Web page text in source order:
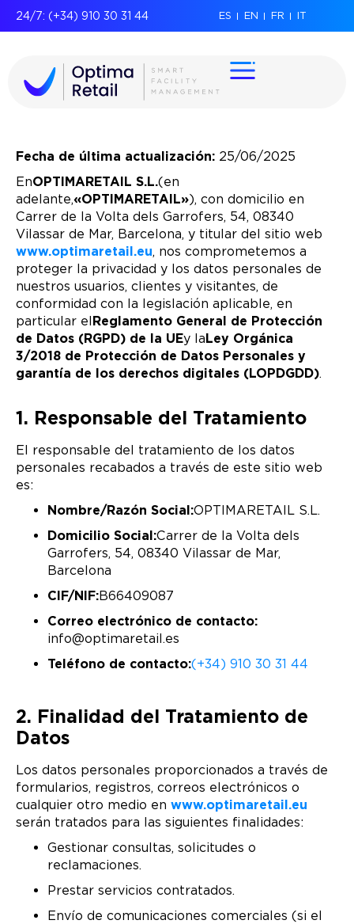
ES EN FR IT
24/7: (+34) 910 30 31 44
Fecha de última actualización: 25/06/2025
EnOPTIMARETAIL S.L.(en
adelante,«OPTIMARETAIL»), con domicilio en
Carrer de la Volta dels Garrofers, 54, 08340
Vilassar de Mar, Barcelona, y titular del sitio web
www.optimaretail.eu, nos comprometemos a
proteger la privacidad y los datos personales de
nuestros usuarios, clientes y visitantes, de
conformidad con la legislación aplicable, en
particular elReglamento General de Protección
de Datos (RGPD) de la UEy laLey Orgánica
3/2018 de Protección de Datos Personales y
garantía de los derechos digitales (LOPDGDD).
1. Responsable del Tratamiento
El responsable del tratamiento de los datos
personales recabados a través de este sitio web
es:
Nombre/Razón Social:OPTIMARETAIL S.L.
Domicilio Social:Carrer de la Volta dels
Garrofers, 54, 08340 Vilassar de Mar,
Barcelona
CIF/NIF:B66409087
Correo electrónico de contacto:
info@optimaretail.es
Teléfono de contacto:(+34) 910 30 31 44
2. Finalidad del Tratamiento de
Datos
Los datos personales proporcionados a través de
formularios, registros, correos electrónicos o
cualquier otro medio en www.optimaretail.eu
serán tratados para las siguientes finalidades:
Gestionar consultas, solicitudes o
reclamaciones.
Prestar servicios contratados.
Envío de comunicaciones comerciales (si el